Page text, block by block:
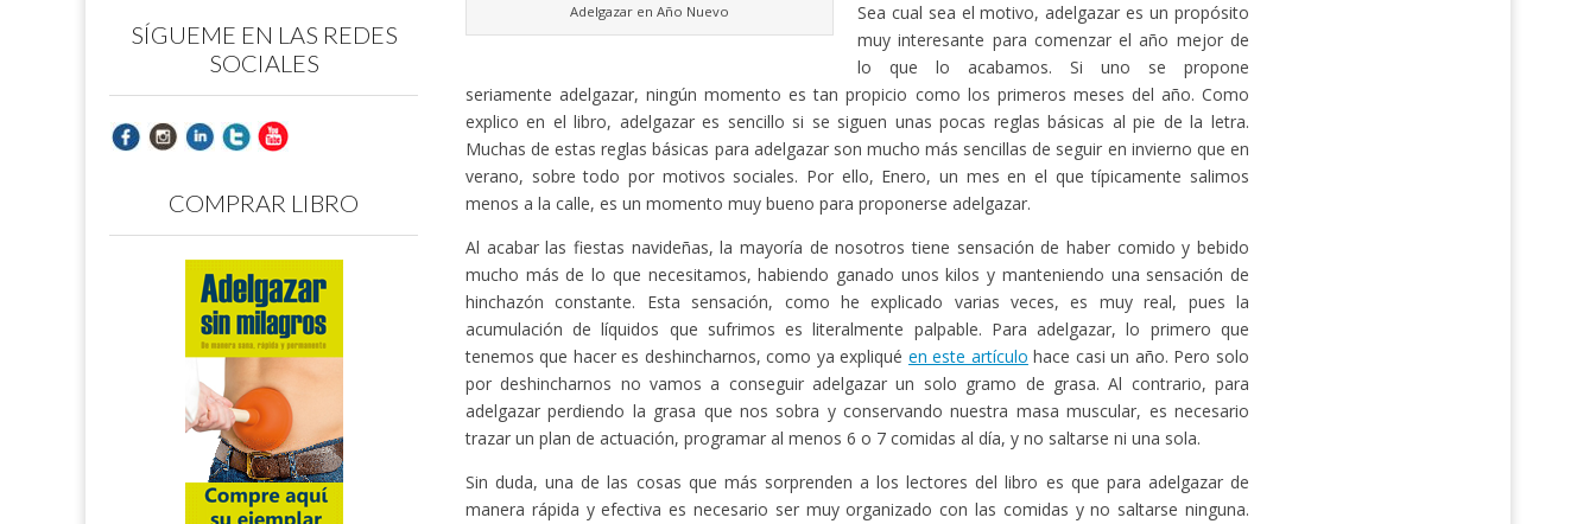
Adelgazar en Año Nuevo
Sea cual sea el motivo, adelgazar es un propósito
muy interesante para comenzar el año mejor de
lo que lo acabamos. Si uno se propone
seriamente adelgazar, ningún momento es tan propicio como los primeros meses del año. Como
explico en el libro, adelgazar es sencillo si se siguen unas pocas reglas básicas al pie de la letra.
Muchas de estas reglas básicas para adelgazar son mucho más sencillas de seguir en invierno que en
verano, sobre todo por motivos sociales. Por ello, Enero, un mes en el que típicamente salimos
menos a la calle, es un momento muy bueno para proponerse adelgazar.
Al acabar las fiestas navideñas, la mayoría de nosotros tiene sensación de haber comido y bebido
mucho más de lo que necesitamos, habiendo ganado unos kilos y manteniendo una sensación de
hinchazón constante. Esta sensación, como he explicado varias veces, es muy real, pues la
acumulación de líquidos que sufrimos es literalmente palpable. Para adelgazar, lo primero que
tenemos que hacer es deshincharnos, como ya expliqué en este artículo hace casi un año. Pero solo
por deshincharnos no vamos a conseguir adelgazar un solo gramo de grasa. Al contrario, para
adelgazar perdiendo la grasa que nos sobra y conservando nuestra masa muscular, es necesario
trazar un plan de actuación, programar al menos 6 o 7 comidas al día, y no saltarse ni una sola.
Sin duda, una de las cosas que más sorprenden a los lectores del libro es que para adelgazar de
manera rápida y efectiva es necesario ser muy organizado con las comidas y no saltarse ninguna.
SÍGUEME EN LAS REDES
SOCIALES
COMPRAR LIBRO